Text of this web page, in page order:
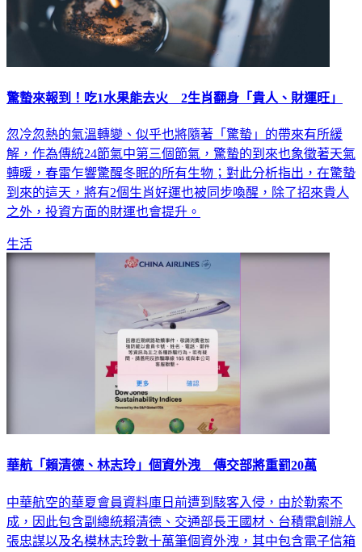
驚蟄來報到！吃1水果能去火 2生肖翻身「貴人、財運旺」
忽冷忽熱的氣溫轉變、似乎也將隨著「驚蟄」的帶來有所緩
解，作為傳統24節氣中第三個節氣，驚蟄的到來也象徵著天氣
轉暖，春雷乍響驚醒冬眠的所有生物；對此分析指出，在驚蟄
到來的這天，將有2個生肖好運也被同步喚醒，除了招來貴人
之外，投資方面的財運也會提升。
生活
華航「賴清德、林志玲」個資外洩 傳交部將重罰20萬
中華航空的華夏會員資料庫日前遭到駭客入侵，由於勒索不
成，因此包含副總統賴清德、交通部長王國材、台積電創辦人
張忠謀以及名模林志玲數十萬筆個資外洩，其中包含電子信箱